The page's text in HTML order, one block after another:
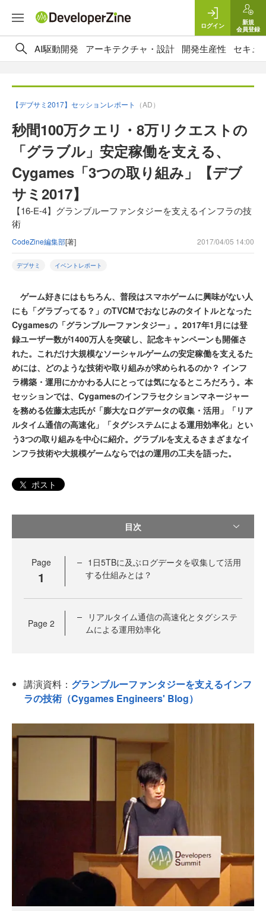
ログイン
新規
会員登録
AI駆動開発 アーキテクチャ・設計 開発生産性 セキュ
【デブサミ2017】セッションレポート （AD）
秒間100万クエリ・8万リクエストの
「グラブル」安定稼働を支える、
Cygames「3つの取り組み」【デブ
サミ2017】
【16-E-4】グランブルーファンタジーを支えるインフラの技
術
CodeZine編集部[著] 2017/04/05 14:00
デブサミ イベントレポート
ゲーム好きにはもちろん、普段はスマホゲームに興味がない人
にも「グラブってる？」のTVCMでおなじみのタイトルとなった
Cygamesの「グランブルーファンタジー」。2017年1月には登
録ユーザー数が1400万人を突破し、記念キャンペーンも開催さ
れた。これだけ大規模なソーシャルゲームの安定稼働を支えるた
めには、どのような技術や取り組みが求められるのか？ インフ
ラ構築・運用にかかわる人にとっては気になるところだろう。本
セッションでは、Cygamesのインフラセクションマネージャー
を務める佐藤太志氏が「膨大なログデータの収集・活用」「リア
ルタイム通信の高速化」「タグシステムによる運用効率化」とい
う3つの取り組みを中心に紹介。グラブルを支えるさまざまなイ
ンフラ技術や大規模ゲームならではの運用の工夫を語った。
ポスト
目次
Page
1
1日5TBに及ぶログデータを収集して活用
する仕組みとは？
Page 2
リアルタイム通信の高速化とタグシステ
ムによる運用効率化
講演資料： グランブルーファンタジーを支えるインフ
ラの技術（Cygames Engineers' Blog）